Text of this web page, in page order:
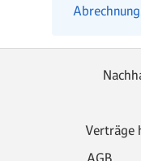
Verträge
AGB